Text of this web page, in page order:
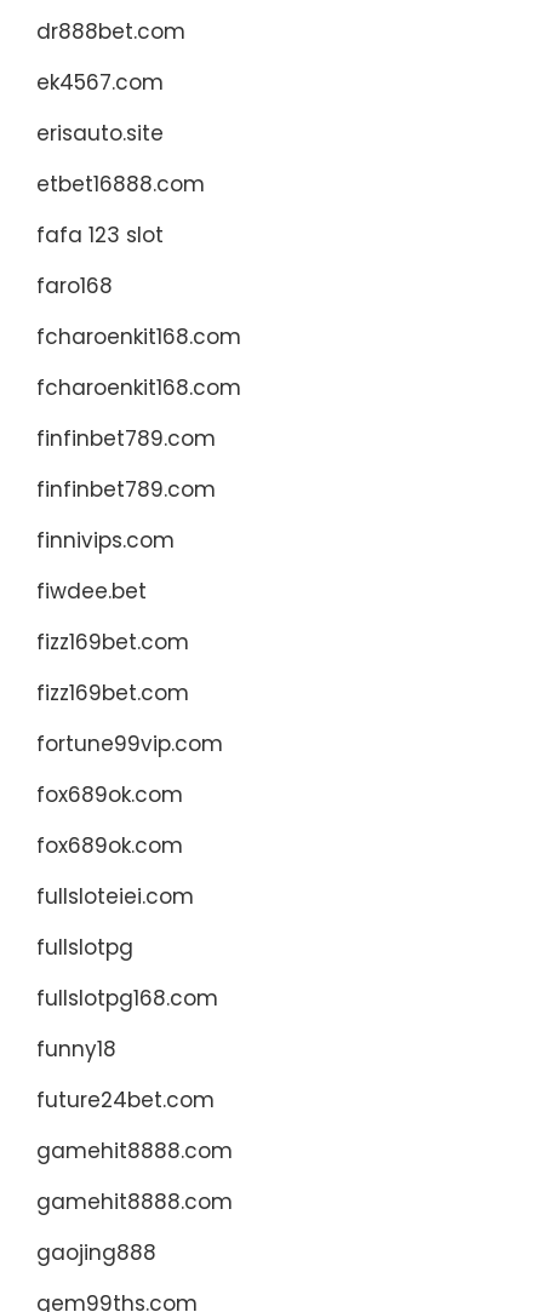
dr888bet.com
ek4567.com
erisauto.site
etbet16888.com
fafa 123 slot
faro168
fcharoenkit168.com
fcharoenkit168.com
finfinbet789.com
finfinbet789.com
finnivips.com
fiwdee.bet
fizz169bet.com
fizz169bet.com
fortune99vip.com
fox689ok.com
fox689ok.com
fullsloteiei.com
fullslotpg
fullslotpg168.com
funny18
future24bet.com
gamehit8888.com
gamehit8888.com
gaojing888
gem99ths.com